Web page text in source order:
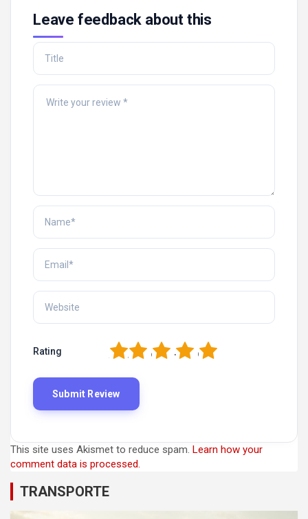
Leave feedback about this
Rating 5
4
3
2
This site uses Akismet to reduce spam. Learn how your
comment data is processed.
TRANSPORTE